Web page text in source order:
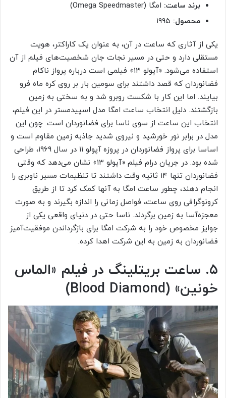
برند ساعت: امگا (Omega Speedmaster)
محصول:
یکی از آثاری که ساعت در آن، به عنوان یک کاراکتر، هویت
مستقلی دارد و حتی در مسیر نجات جان شخصیت‌های فیلم از آن
استفاده می‌شود. «آپولو ۱۳» فیلمی است درباره پرواز ناکام
فضانوردان که قصد داشتند برای سومین بار بر روی کره ماه فرو
بیایند. اما این کار با شکست روبرو شد و به سختی به زمین
بازگشتند. دلیل انتخاب ساعت امگا مدل اسپیدمستر در این فیلم،
انتخاب این ساعت از سوی ناسا برای فضانوردان است. چون این
مدل در برابر نور خورشید و نیروی شدید جاذبه زمین مقاوم است و
اساسا برای پرواز فضانوردان در پروزه آپولو ۱۱ در سال ۱۹۶۹، طراحی
شده بود. در جریان درام فیلم «آپولو ۱۳» نشان می‌دهد که وقتی
فضانوردان تنها ۱۴ ثانیه وقت داشتند تا تنظیمات مسیر ناوبری را
انجام دهند، چطور ساعت امگا به آنها کمک کرد تا از طریق
کرونوگرافی روی ساعت، فواصل زمانی را اندازه بگیرند و به صورت
معجزه‌آسا به زمین برگردند. ناسا حتی در دنیای واقعی یکی از
جوایز مخصوص خود را به شرکت امگا برای بازگرداندن موفقیت‌آمیز
فضانوردان به زمین به این شرکت اهدا کرده.
۵. ساعت بریتلینگ در فیلم «الماس
خونین» (Blood Diamond)